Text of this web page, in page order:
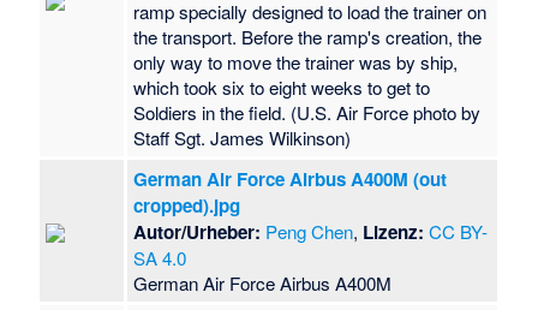
ramp specially designed to load the trainer on
the transport. Before the ramp's creation, the
only way to move the trainer was by ship,
which took six to eight weeks to get to
Soldiers in the field. (U.S. Air Force photo by
Staff Sgt. James Wilkinson)
German Air Force Airbus A400M (out
cropped).jpg
Autor/Urheber: Peng Chen, Lizenz: CC BY-
SA 4.0
German Air Force Airbus A400M